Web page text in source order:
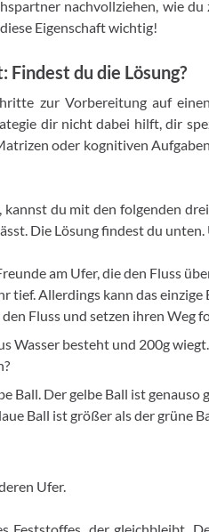
nachvollziehen, wie
Eigenschaft wichtig!
du die Lösung?
zur Vorbereitung auf
dir nicht dabei hilft, dir
oder kognitiven
kannst du mit den folgenden
Die Lösung findest du
am Ufer, die den Fluss
tief. Allerdings kann das
Fluss und setzen ihren Weg
Wasser besteht und 200g
Ball. Der gelbe Ball ist genauso
Ball ist größer als der grüne
Ufer.